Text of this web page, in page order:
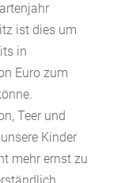
ist dies um
in
Euro zum
Teer und
Kinder
mehr ernst zu